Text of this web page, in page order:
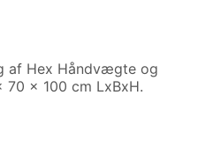
af Hex Håndvægte og
x 100 cm LxBxH.